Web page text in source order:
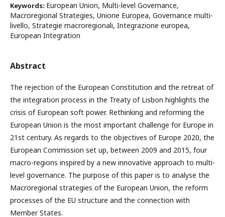
Keywords: European Union, Multi-level Governance,
Macroregional Strategies, Unione Europea, Governance multi-
livello, Strategie macroregionali, Integrazione europea,
European Integration
Abstract
The rejection of the European Constitution and the retreat of
the integration process in the Treaty of Lisbon highlights the
crisis of European soft power. Rethinking and reforming the
European Union is the most important challenge for Europe in
21st century. As regards to the objectives of Europe 2020, the
European Commission set up, between 2009 and 2015, four
macro-regions inspired by a new innovative approach to multi-
level governance. The purpose of this paper is to analyse the
Macroregional strategies of the European Union, the reform
processes of the EU structure and the connection with
Member States.